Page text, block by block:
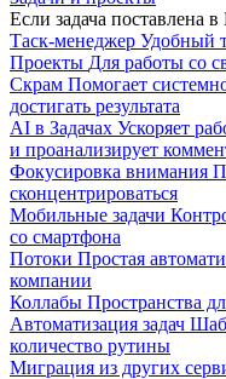
Если задача поставлена
Таск-менеджер Удобный
Проекты Для работы со
Скрам Помогает
достигать результата
AI в Задачах Ускоряет
и проанализирует
Фокусировка внимания
сконцентрироваться
Мобильные задачи
со смартфона
Потоки Простая
компании
Коллабы Пространства
Автоматизация задач
количество рутины
Миграция из других